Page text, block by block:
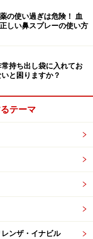
の使い過ぎは危険！ 血
しい鼻スプレーの使い方
持ち出し袋に入れてお
と困りますか？
テーマ
ンザ・イナビル